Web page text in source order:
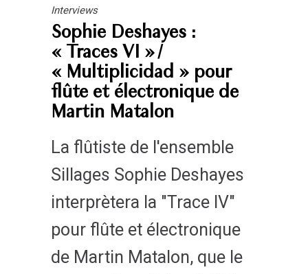
Interviews
Sophie Deshayes :
« Traces VI » /
« Multiplicidad » pour
flûte et électronique de
Martin Matalon
La flûtiste de l'ensemble
Sillages Sophie Deshayes
interprètera la "Trace IV"
pour flûte et électronique
de Martin Matalon, que le